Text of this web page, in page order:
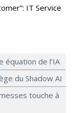
IT Service
équation de l’IA
du Shadow AI
touche à